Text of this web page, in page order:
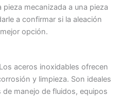
pieza mecanizada a una pieza
a confirmar si la aleación
opción.
Los aceros inoxidables ofrecen
y limpieza. Son ideales
de manejo de fluidos, equipos